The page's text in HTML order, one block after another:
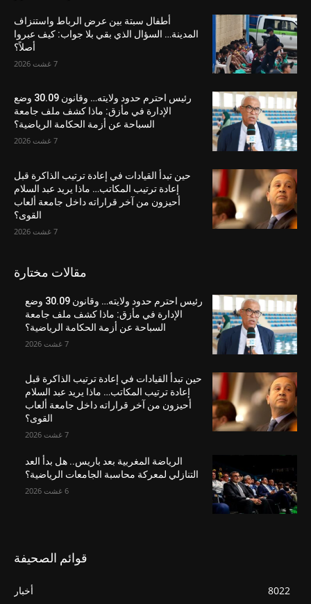
أطفال سبتة بين عرض الرباط واستنزاف
المدينة… السؤال الذي بقي بلا جواب: كيف عبروا
أصلاً؟
7 غشت 2026
رئيس احترم حدود ولايته… وقانون 30.09 وضع
الإدارة في مأزق: ماذا كشف ملف جامعة
السباحة عن أزمة الحكامة الرياضية؟
7 غشت 2026
حين تبدأ القيادات في إعادة ترتيب الذاكرة قبل
إعادة ترتيب المكاتب… ماذا يريد عبد السلام
أحيزون من آخر قراراته داخل جامعة ألعاب
القوى؟
7 غشت 2026
مقالات مختارة
رئيس احترم حدود ولايته… وقانون 30.09 وضع
الإدارة في مأزق: ماذا كشف ملف جامعة
السباحة عن أزمة الحكامة الرياضية؟
7 غشت 2026
حين تبدأ القيادات في إعادة ترتيب الذاكرة قبل
إعادة ترتيب المكاتب… ماذا يريد عبد السلام
أحيزون من آخر قراراته داخل جامعة ألعاب
القوى؟
7 غشت 2026
الرياضة المغربية بعد باريس.. هل بدأ العد
التنازلي لمعركة محاسبة الجامعات الرياضية؟
6 غشت 2026
قوائم الصحيفة
أخبار
8022